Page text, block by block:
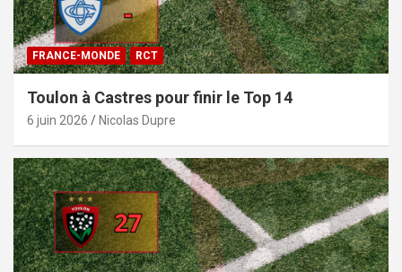
FRANCE-MONDE RCT
Toulon à Castres pour finir le Top 14
6 juin 2026 Nicolas Dupre